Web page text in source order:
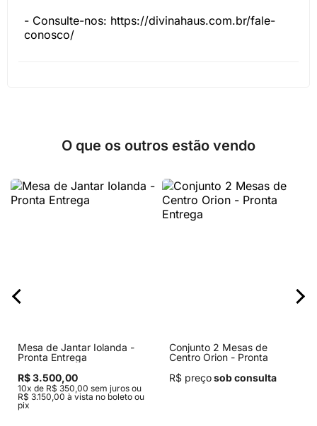
- Consulte-nos: https://divinahaus.com.br/fale-
conosco/
O que os outros estão vendo
Mesa de Jantar Iolanda -
Pronta Entrega
R$ 3.500,00
10x de R$ 350,00 sem juros ou
R$ 3.150,00 à vista no boleto ou
pix
Conjunto 2 Mesas de
Centro Orion - Pronta
R$ preçosob consulta